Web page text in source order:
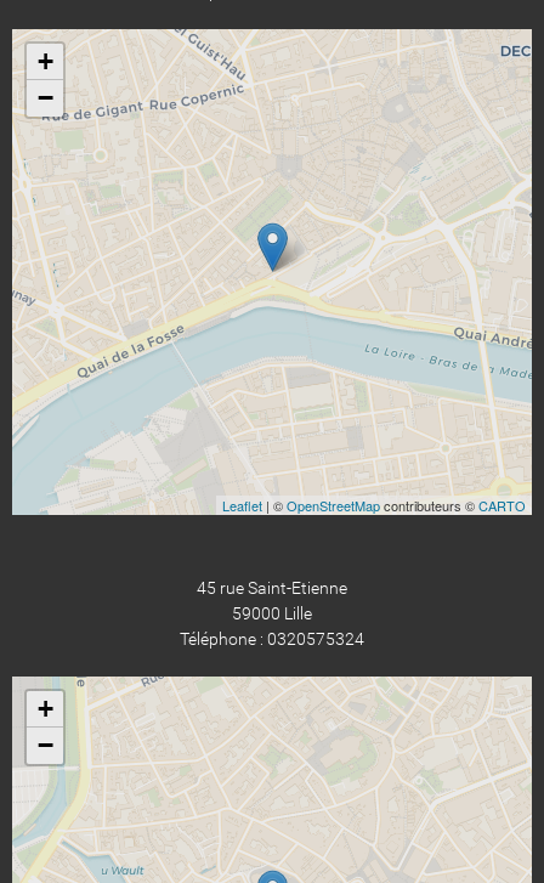
+
−
Leaflet | ©OpenStreetMapcontributeurs ©CARTO
45 rue Saint-Etienne
59000 Lille
Téléphone : 0320575324
+
−